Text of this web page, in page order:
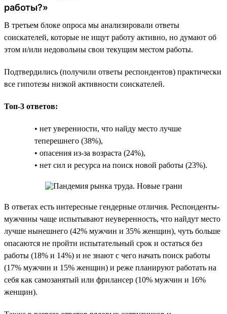
работы?»
В третьем блоке опроса мы анализировали ответы
соискателей, которые не ищут работу активно, но думают об
этом и/или недовольны свои текущим местом работы.
Подтвердились (получили ответы респондентов) практически
все гипотезы низкой активности соискателей.
Топ-3 ответов:
• нет уверенности, что найду место лучше
теперешнего (38%),
• опасения из-за возраста (24%),
• нет сил и ресурса на поиск новой работы (23%).
В ответах есть интересные гендерные отличия. Респонденты-
мужчины чаще испытывают неуверенность, что найдут место
лучше нынешнего (42% мужчин и 35% женщин), чуть больше
опасаются не пройти испытательный срок и остаться без
работы (18% и 14%) и не знают с чего начать поиск работы
(17% мужчин и 15% женщин) и реже планируют работать на
себя как самозанятый или фрилансер (10% мужчин и 16%
женщин).